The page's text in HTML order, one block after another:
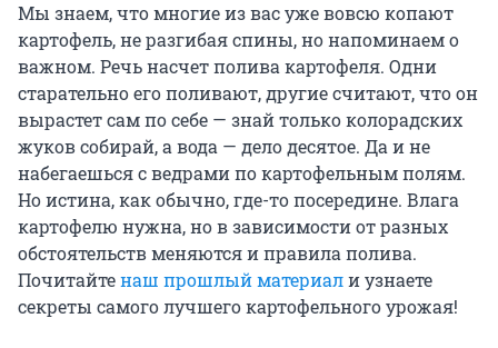
Мы знаем, что многие из вас уже вовсю копают
картофель, не разгибая спины, но напоминаем о
важном. Речь насчет полива картофеля. Одни
старательно его поливают, другие считают, что он
вырастет сам по себе — знай только колорадских
жуков собирай, а вода — дело десятое. Да и не
набегаешься с ведрами по картофельным полям.
Но истина, как обычно, где-то посередине. Влага
картофелю нужна, но в зависимости от разных
обстоятельств меняются и правила полива.
Почитайтенаш прошлый материали узнаете
секреты самого лучшего картофельного урожая!